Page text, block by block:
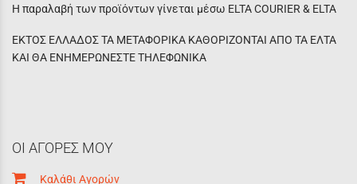
Η παραλαβή των προϊόντων γίνεται μέσω ELTA COURIER & ELTA
ΕΚΤΟΣ ΕΛΛΑΔΟΣ ΤΑ ΜΕΤΑΦΟΡΙΚΑ ΚΑΘΟΡΙΖΟΝΤΑΙ ΑΠΟ ΤΑ ΕΛΤΑ
ΚΑΙ ΘΑ ΕΝΗΜΕΡΩΝΕΣΤΕ ΤΗΛΕΦΩΝΙΚΑ
ΟΙ ΑΓΟΡΕΣ ΜΟΥ
Καλάθι Αγορών